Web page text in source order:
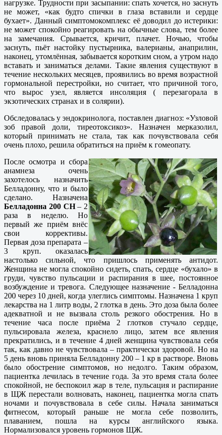
нагрузке. Трудности при засыпании: спать хочется, но заснуть
не может, «как будто спички в глаза вставили и сердце
бухает». Данный симптомокомплекс её доводил до истерики:
не может спокойно реагировать на обычные слова, тем более
на замечания. Срывается, кричит, плачет. Ночью, чтобы
заснуть, пьёт настойку пустырника, валерианы, анаприлин,
наконец, утомлённая, забывается коротким сном, а утром надо
вставать и заниматься делами. Такие явления существуют в
течение нескольких месяцев, проявились во время возрастной
гормональной перестройки, но считает, что причиной того,
что вырос узел, является инсоляция ( перезагорала в
экзотических странах и в солярии).
Обследовалась у эндокринолога, поставлен диагноз: «Узловой
зоб правой доли, тиреотоксикоз». Назначен мерказолил,
который принимать не стала, так как почувствовала себя
очень плохо, решила обратиться на приём к гомеопату.
После осмотра и сбора
анамнеза очень
захотелось назначить
Белладонну, что и было
сделано. Назначена
Белладонна 200 СН– 2
раза в неделю. Но
первый же приём внёс
свои коррективы.
Первая доза препарата –
3 круп. оказалась
настолько сильной, что пришлось применять антидот.
Женщина не могла спокойно сидеть, спать, сердце «бухало» в
груди, чувство пульсации и распирания в шее, постоянное
возбуждение и тревога. Следующее назначение - Белладонна
200 через 10 дней, когда улеглись симптомы. Назначена 1 круп
лекарства на 1 литр воды, 2 глотка в день. Это доза была более
адекватной и не вызвала столь резкого обострения. Но в
течение часа после приёма 2 глотков стучало сердце,
пульсировала железа, краснело лицо, затем все явления
прекратились, и в течение 4 дней женщина чувствовала себя
так, как давно не чувствовала – практически здоровой. Но на
5 день вновь приняла Белладонну 200 – 1 кр в растворе. Вновь
было обострение симптомов, но недолго. Таким образом,
пациентка лечилась в течение года. За это время стала более
спокойной, не беспокоил жар в теле, пульсация и распирание
в ЩЖ перестали волновать, наконец, пациентка могла спать
ночами и почувствовала в себе силы. Начала заниматься
фитнесом, который раньше не могла себе позволить,
плаванием, пошла на курсы английского языка.
Нормализовался уровень гормонов ЩЖ.